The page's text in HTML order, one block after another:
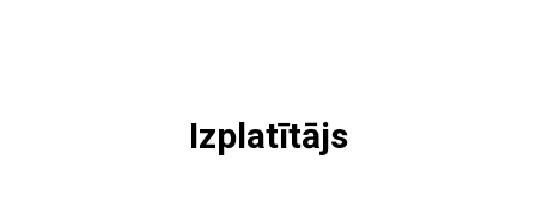
Izplatītājs